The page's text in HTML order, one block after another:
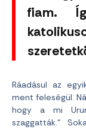
fiam.
Ráadásul az
ment feleségül.
hogy a mi
szaggatták.“